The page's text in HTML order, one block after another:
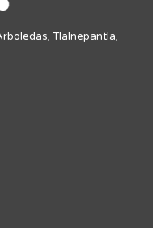
Tlalnepantla,